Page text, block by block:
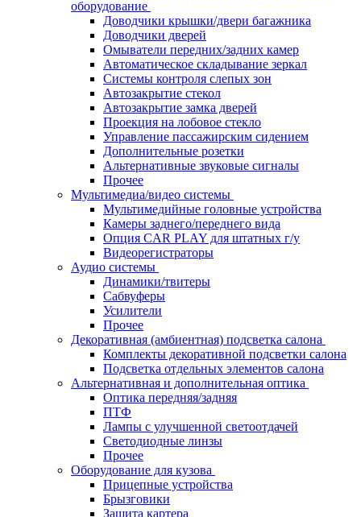
оборудование
Доводчики крышки/двери багажника
Доводчики дверей
Омыватели передних/задних камер
Автоматическое складывание зеркал
Системы контроля слепых зон
Автозакрытие стекол
Автозакрытие замка дверей
Проекция на лобовое стекло
Управление пассажирским сидением
Дополнительные розетки
Альтернативные звуковые сигналы
Прочее
Мультимедиа/видео системы
Мультимедийные головные устройства
Камеры заднего/переднего вида
Опция CAR PLAY для штатных г/у
Видеорегистраторы
Аудио системы
Динамики/твитеры
Сабвуферы
Усилители
Прочее
Декоративная (амбиентная) подсветка салона
Комплекты декоративной подсветки салона
Подсветка отдельных элементов салона
Альтернативная и дополнительная оптика
Оптика передняя/задняя
ПТФ
Лампы с улучшенной светоотдачей
Светодиодные линзы
Прочее
Оборудование для кузова
Прицепные устройства
Брызговики
Защита картера